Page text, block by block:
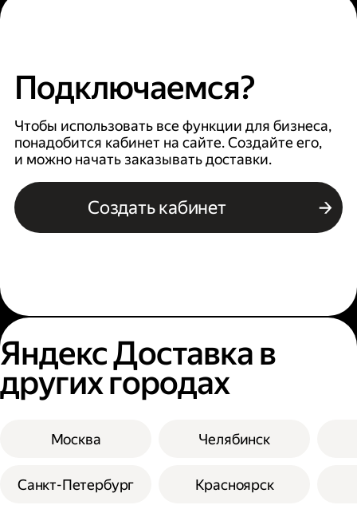
Подключаемся?
Чтобы использовать все функции для бизнеса,
понадобится кабинет на сайте. Создайте его,
и можно начать заказывать доставки.
Создать кабинет
Яндекс Доставка в
других городах
Москва
Санкт-Петербург
Челябинск
Красноярск